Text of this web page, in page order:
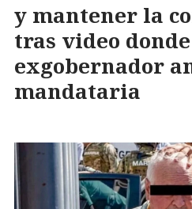
y mantener la
tras video
exgobernador
mandataria